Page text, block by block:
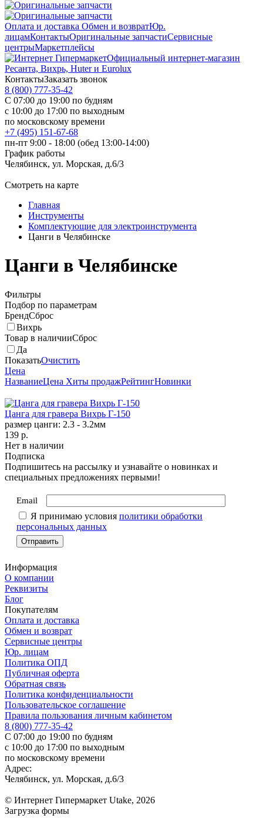
Оплата и доставка Обмен и возвратЮр.
лицамКонтактыОригинальные запчастиСервисные
центрыМаркетплейсы
Официальный интернет-магазин
Ресанта, Вихрь, Huter и Eurolux
КонтактыЗаказать звонок
8 (800) 777-35-42
С 07:00 до 19:00 по будням
с 10:00 до 17:00 по выходным
по московскому времени
+7 (495) 151-67-68
пн-пт 9:00 - 18:00 (обед 13:00-14:00)
График работы
Челябинск, ул. Морская, д.6/3
Смотреть на карте
Главная
Инструменты
Комплектующие для электроинструмента
Цанги в Челябинске
Цанги в Челябинске
Фильтры
Подбор по параметрам
БрендСброс
Вихрь
Товар в наличииСброс
Да
ПоказатьОчистить
Цена
НазваниеЦена Хиты продажРейтингНовинки
Цанга для гравера Вихрь Г-150
размер цанги: 2.3 - 3.2мм
139 p.
Нет в наличии
Подписка
Подпишитесь на рассылку и узнавайте о новинках и
специальных предложениях первыми!
Email
Я принимаю условия политики обработки
персональных данных
Информация
О компании
Реквизиты
Блог
Покупателям
Оплата и доставка
Обмен и возврат
Сервисные центры
Юр. лицам
Политика ОПД
Публичная оферта
Обратная связь
Политика конфиденциальности
Пользовательское соглашение
Правила пользования личным кабинетом
8 (800) 777-35-42
С 07:00 до 19:00 по будням
с 10:00 до 17:00 по выходным
по московскому времени
Адрес:
Челябинск, ул. Морская, д.6/3
© Интернет Гипермаркет Utake, 2026
Загрузка формы